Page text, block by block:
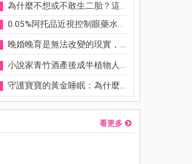
為什麼不想或不敢生二胎？這8...
0.05%阿托品近視控制眼藥水納...
晚婚晚育是無法改變的現實，...
小說家青竹酒產後成半植物人...
守護寶寶的黃金睡眠：為什麼...
看更多